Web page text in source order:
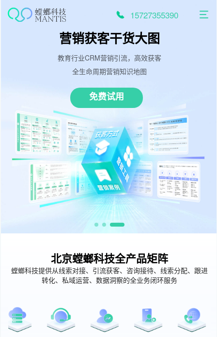
15727355390
营销获客干货大图
教育行业CRM营销引流，高效获客
全生命周期营销知识地图
免费试用
北京螳螂科技全产品矩阵
螳螂科技提供从线索对接、引流获客、咨询接待、线索分配、跟进
转化、私域运营、数据洞察的全业务闭环服务